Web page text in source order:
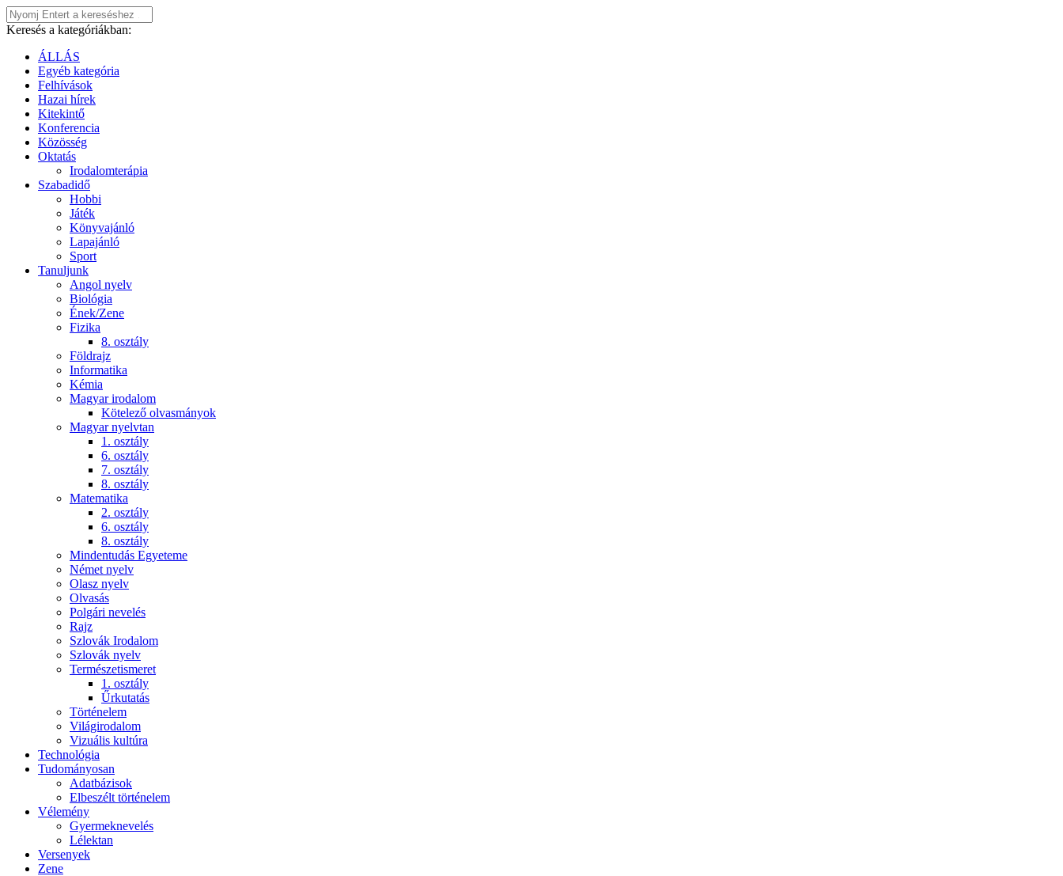
Keresés a kategóriákban:
ÁLLÁS
Egyéb kategória
Felhívások
Hazai hírek
Kitekintő
Konferencia
Közösség
Oktatás
Irodalomterápia
Szabadidő
Hobbi
Játék
Könyvajánló
Lapajánló
Sport
Tanuljunk
Angol nyelv
Biológia
Ének/Zene
Fizika
8. osztály
Földrajz
Informatika
Kémia
Magyar irodalom
Kötelező olvasmányok
Magyar nyelvtan
1. osztály
6. osztály
7. osztály
8. osztály
Matematika
2. osztály
6. osztály
8. osztály
Mindentudás Egyeteme
Német nyelv
Olasz nyelv
Olvasás
Polgári nevelés
Rajz
Szlovák Irodalom
Szlovák nyelv
Természetismeret
1. osztály
Űrkutatás
Történelem
Világirodalom
Vizuális kultúra
Technológia
Tudományosan
Adatbázisok
Elbeszélt történelem
Vélemény
Gyermeknevelés
Lélektan
Versenyek
Zene